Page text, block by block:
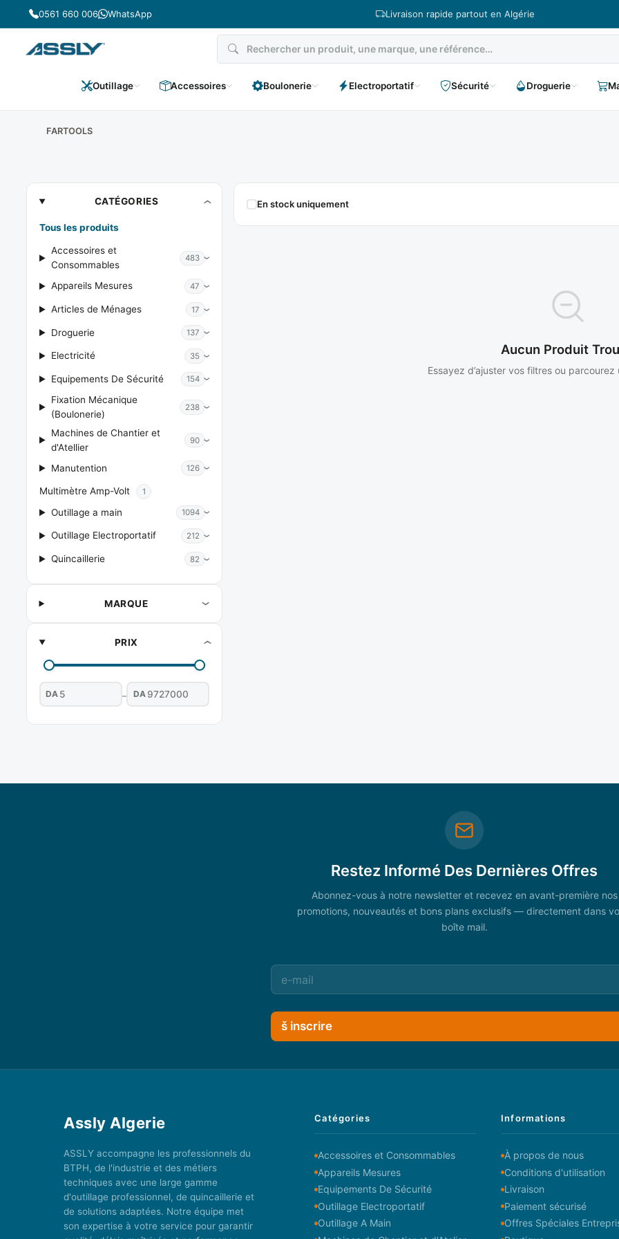
Passer
au
contenu
0561 660 006 WhatsApp Livraison rapide partout en Algérie
Outillage Accessoires Boulonerie Electroportatif Sécurité Droguerie
FARTOOLS
FARTOOLSCATÉGORIES
Tous les produits
Accessoires et
Consommables
483
Appareils Mesures 47
Articles de Ménages 17
Droguerie 137
Electricité 35
Equipements De Sécurité 154
Fixation Mécanique
(Boulonerie)
238
Machines de Chantier et
d'Atellier
90
Manutention 126
Multimètre Amp-Volt 1
Outillage a main 1094
Outillage Electroportatif 212
Quincaillerie 82
MARQUE
PRIX
DA – DA
En stock uniquement
Aucun Produit
Essayez d’ajuster vos filtres ou
Restez Informé Des Dernières Offres
Abonnez-vous à notre newsletter et recevez en avant-première nos
promotions, nouveautés et bons plans exclusifs — directement dans
boîte mail.
š inscrire
Assly Algerie
ASSLY accompagne les professionnels du
BTPH, de l'industrie et des métiers
techniques avec une large gamme
d'outillage professionnel, de quincaillerie et
de solutions adaptées. Notre équipe met
son expertise à votre service pour garantir
Catégories
Accessoires et Consommables
Appareils Mesures
Equipements De Sécurité
Outillage Electroportatif
Outillage A Main
Informations
À propos de nous
Conditions d'utilisation
Livraison
Paiement sécurisé
Offres Spéciales